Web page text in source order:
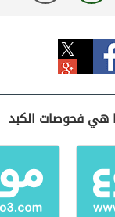
هي فحوصات الكبد